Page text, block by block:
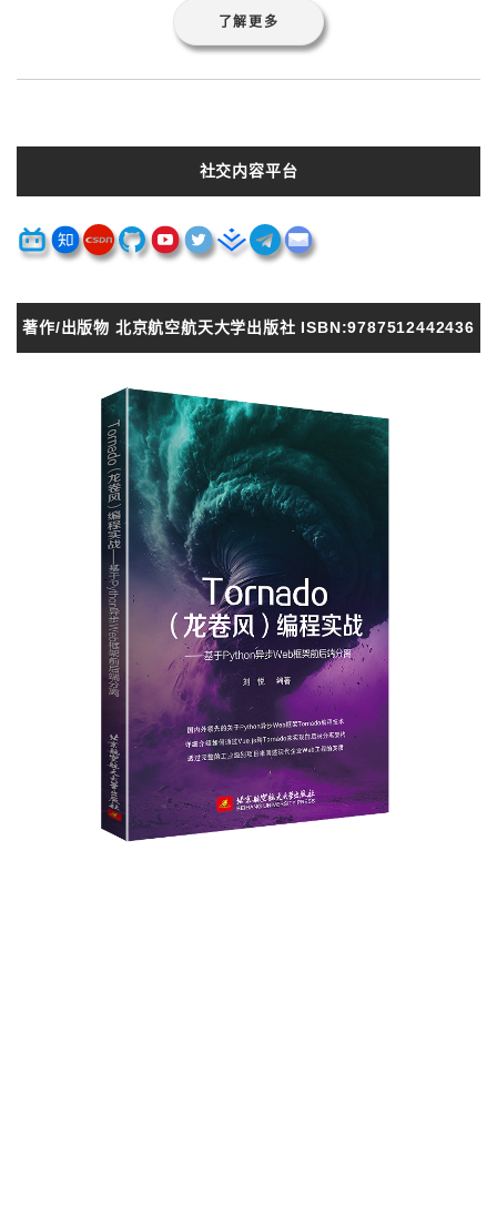
了解更多
社交内容平台
著作/出版物 北京航空航天大学出版社 ISBN:9787512442436